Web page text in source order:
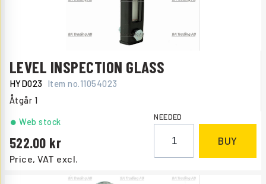
LEVEL INSPECTION GLASS
HYD023 Item no.11054023
Åtgår 1
Price, VAT excl.
522.00
Web stock NEEDED
BUY